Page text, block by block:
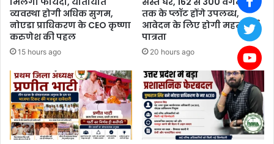
व्यवस्था होगी अधिक सुगम,
नोएडा प्राधिकरण के CEO कृष्णा
करुणेश की पहल
15 hours ago
तक के प्लॉट होंगे उपलब्ध,
आवेदन के लिए होगी महत्वपूर्ण
पात्रता
20 hours ago